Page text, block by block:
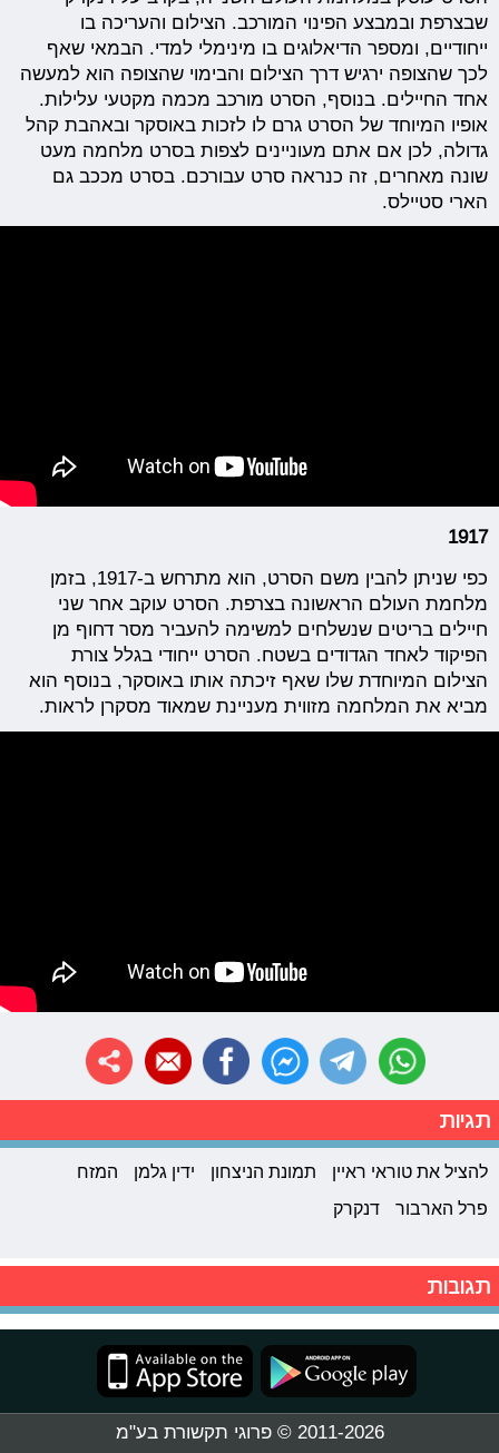
שבצרפת ובמבצע הפינוי המורכב. הצילום והעריכה בו
ייחודיים, ומספר הדיאלוגים בו מינימלי למדי. הבמאי שאף
לכך שהצופה ירגיש דרך הצילום והבימוי שהצופה הוא למעשה
אחד החיילים. בנוסף, הסרט מורכב מכמה מקטעי עלילות.
אופיו המיוחד של הסרט גרם לו לזכות באוסקר ובאהבת קהל
גדולה, לכן אם אתם מעוניינים לצפות בסרט מלחמה מעט
שונה מאחרים, זה כנראה סרט עבורכם. בסרט מככב גם
הארי סטיילס.
1917
כפי שניתן להבין משם הסרט, הוא מתרחש ב-1917, בזמן
מלחמת העולם הראשונה בצרפת. הסרט עוקב אחר שני
חיילים בריטים שנשלחים למשימה להעביר מסר דחוף מן
הפיקוד לאחד הגדודים בשטח. הסרט ייחודי בגלל צורת
הצילום המיוחדת שלו שאף זיכתה אותו באוסקר, בנוסף הוא
מביא את המלחמה מזווית מעניינת שמאוד מסקרן לראות.
תגיות
להציל את טוראי ראיין תמונת הניצחון ידין גלמן
המזח
פרל הארבור
דנקרק
תגובות
2011-2026 © פרוגי תקשורת בע"מ